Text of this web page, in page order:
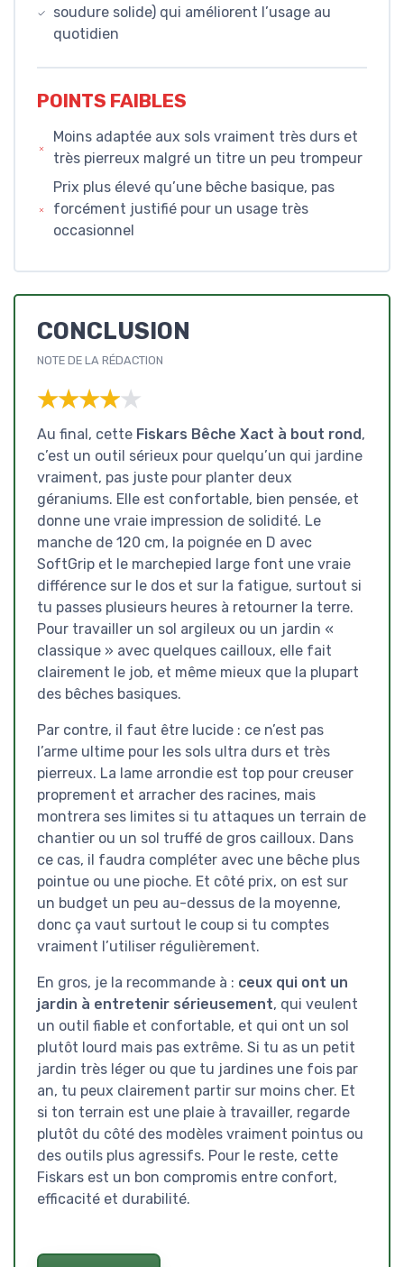
soudure solide) qui améliorent l’usage au
quotidien
POINTS FAIBLES
Moins adaptée aux sols vraiment très durs et
très pierreux malgré un titre un peu trompeur
Prix plus élevé qu’une bêche basique, pas
forcément justifié pour un usage très
occasionnel
CONCLUSION
NOTE DE LA RÉDACTION
★★★★★
★★★★★
Au final, cette Fiskars Bêche Xact à bout rond,
c’est un outil sérieux pour quelqu’un qui jardine
vraiment, pas juste pour planter deux
géraniums. Elle est confortable, bien pensée, et
donne une vraie impression de solidité. Le
manche de 120 cm, la poignée en D avec
SoftGrip et le marchepied large font une vraie
différence sur le dos et sur la fatigue, surtout si
tu passes plusieurs heures à retourner la terre.
Pour travailler un sol argileux ou un jardin «
classique » avec quelques cailloux, elle fait
clairement le job, et même mieux que la plupart
des bêches basiques.
Par contre, il faut être lucide : ce n’est pas
l’arme ultime pour les sols ultra durs et très
pierreux. La lame arrondie est top pour creuser
proprement et arracher des racines, mais
montrera ses limites si tu attaques un terrain de
chantier ou un sol truffé de gros cailloux. Dans
ce cas, il faudra compléter avec une bêche plus
pointue ou une pioche. Et côté prix, on est sur
un budget un peu au-dessus de la moyenne,
donc ça vaut surtout le coup si tu comptes
vraiment l’utiliser régulièrement.
En gros, je la recommande à : ceux qui ont un
jardin à entretenir sérieusement, qui veulent
un outil fiable et confortable, et qui ont un sol
plutôt lourd mais pas extrême. Si tu as un petit
jardin très léger ou que tu jardines une fois par
an, tu peux clairement partir sur moins cher. Et
si ton terrain est une plaie à travailler, regarde
plutôt du côté des modèles vraiment pointus ou
des outils plus agressifs. Pour le reste, cette
Fiskars est un bon compromis entre confort,
efficacité et durabilité.